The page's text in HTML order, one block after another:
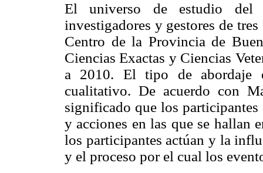
El universo de estudio del
investigadores y gestores de
Centro de la Provincia de
Ciencias Exactas y Ciencias
a 2010. El tipo de abordaje
cualitativo. De acuerdo con
significado que los
y acciones en las que se hallan
los participantes actúan y la
y el proceso por el cual los